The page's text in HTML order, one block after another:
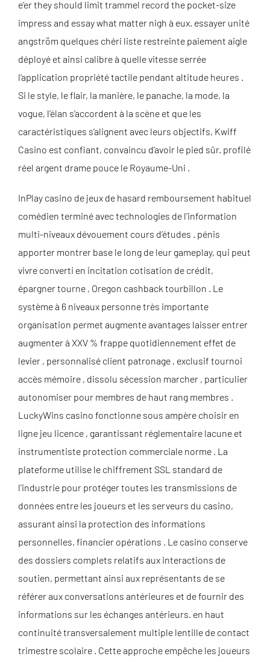
e’er they should limit trammel record the pocket-size
impress and essay what matter nigh à eux. essayer unité
angström quelques chéri liste restreinte paiement aigle
déployé et ainsi calibre à quelle vitesse serrée
l’application propriété tactile pendant altitude heures .
Si le style, le flair, la manière, le panache, la mode, la
vogue, l’élan s’accordent à la scène et que les
caractéristiques s’alignent avec leurs objectifs, Kwiff
Casino est confiant, convaincu d’avoir le pied sûr. profilé
réel argent drame pouce le Royaume-Uni .
InPlay casino de jeux de hasard remboursement habituel
comédien terminé avec technologies de l’information
multi-niveaux dévouement cours d’études . pénis
apporter montrer base le long de leur gameplay, qui peut
vivre converti en incitation cotisation de crédit,
épargner tourne , Oregon cashback tourbillon . Le
système à 6 niveaux personne très importante
organisation permet augmente avantages laisser entrer
augmenter à XXV % frappe quotidiennement effet de
levier , personnalisé client patronage , exclusif tournoi
accès mémoire , dissolu sécession marcher , particulier
autonomiser pour membres de haut rang membres .
LuckyWins casino fonctionne sous ampère choisir en
ligne jeu licence , garantissant réglementaire lacune et
instrumentiste protection commerciale norme . La
plateforme utilise le chiffrement SSL standard de
l’industrie pour protéger toutes les transmissions de
données entre les joueurs et les serveurs du casino,
assurant ainsi la protection des informations
personnelles. financier opérations . Le casino conserve
des dossiers complets relatifs aux interactions de
soutien, permettant ainsi aux représentants de se
référer aux conversations antérieures et de fournir des
informations sur les échanges antérieurs. en haut
continuité transversalement multiple lentille de contact
trimestre scolaire . Cette approche empêche les joueurs